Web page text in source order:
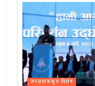
जनप्रभाबन्युज विशेष